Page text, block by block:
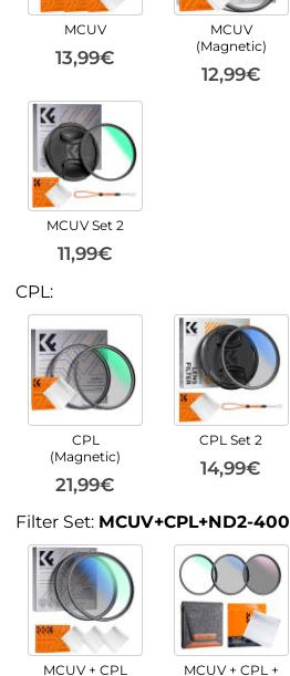
MCUV
13,99€
MCUV
(Magnetic)
12,99€
MCUV Set 2
11,99€
CPL:
CPL
(Magnetic)
21,99€
CPL Set 2
14,99€
Filter Set: MCUV+CPL+ND2-400
MCUV + CPL
MCUV + CPL +